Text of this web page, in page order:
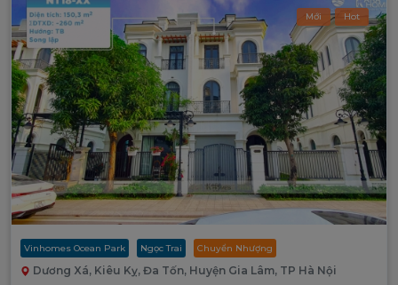
Mới Hot
Vinhomes Ocean Park Ngọc Trai Chuyển Nhượng
Dương Xá, Kiêu Kỵ, Đa Tốn, Huyện Gia Lâm, TP Hà Nội